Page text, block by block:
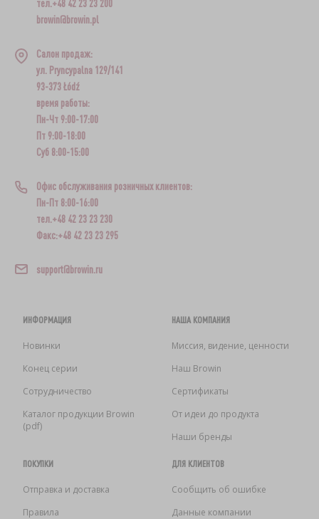
тел.+48 42 23 23 200
browin@browin.pl
Салон продаж:
ул. Pryncypalna 129/141
93-373 Łódź
время работы:
Пн-Чт 9:00-17:00
Пт 9:00-18:00
Суб 8:00-15:00
Офис обслуживания розничных клиентов:
Пн-Пт 8:00-16:00
тел.+48 42 23 23 230
Факс:+48 42 23 23 295
support@browin.ru
ИНФОРМАЦИЯ
Новинки
Конец серии
Сотрудничество
Каталог продукции Browin
(pdf)
НАША КОМПАНИЯ
Миссия, видение, ценности
Наш Browin
Сертификаты
От идеи до продукта
Наши бренды
ПОКУПКИ
Отправка и доставка
Правила
ДЛЯ КЛИЕНТОВ
Сообщить об ошибке
Данные компании